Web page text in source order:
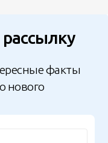
факты
нового